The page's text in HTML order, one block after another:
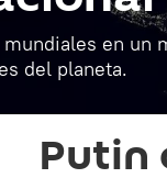
mundiales en
del planeta.
Putin